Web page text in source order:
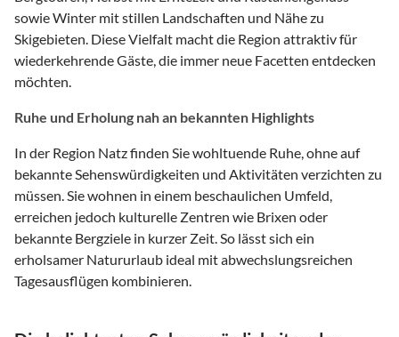
sowie Winter mit stillen Landschaften und Nähe zu
Skigebieten. Diese Vielfalt macht die Region attraktiv für
wiederkehrende Gäste, die immer neue Facetten entdecken
möchten.
Ruhe und Erholung nah an bekannten Highlights
In der Region Natz finden Sie wohltuende Ruhe, ohne auf
bekannte Sehenswürdigkeiten und Aktivitäten verzichten zu
müssen. Sie wohnen in einem beschaulichen Umfeld,
erreichen jedoch kulturelle Zentren wie Brixen oder
bekannte Bergziele in kurzer Zeit. So lässt sich ein
erholsamer Natururlaub ideal mit abwechslungsreichen
Tagesausflügen kombinieren.